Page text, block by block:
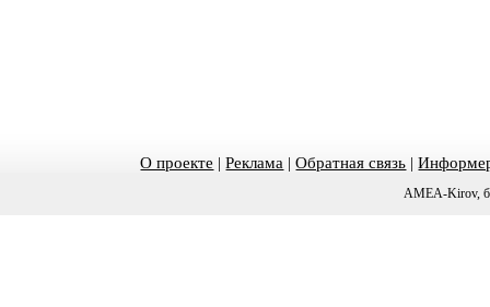
О проекте |Реклама |Обратная связь |
AMEA-Kirov,